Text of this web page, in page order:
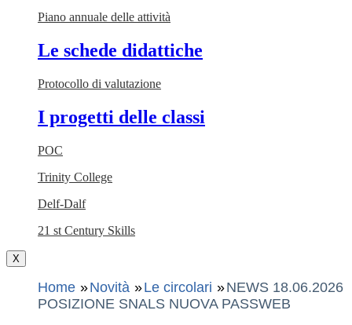
Piano annuale delle attività
Le schede didattiche
Protocollo di valutazione
I progetti delle classi
POC
Trinity College
Delf-Dalf
21 st Century Skills
X
Home Novità Le circolari
NEWS 18.06.2026
POSIZIONE SNALS NUOVA PASSWEB